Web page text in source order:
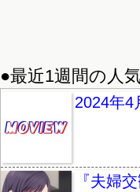
●最近1週間の人
2024年4
『夫婦